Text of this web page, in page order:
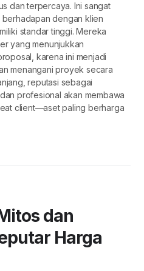
dan terpercaya. Ini sangat
dengan klien
standar tinggi. Mereka
yang menunjukkan
karena ini menjadi
menangani proyek secara
reputasi sebagai
profesional akan membawa
client—aset paling berharga
dan
Harga